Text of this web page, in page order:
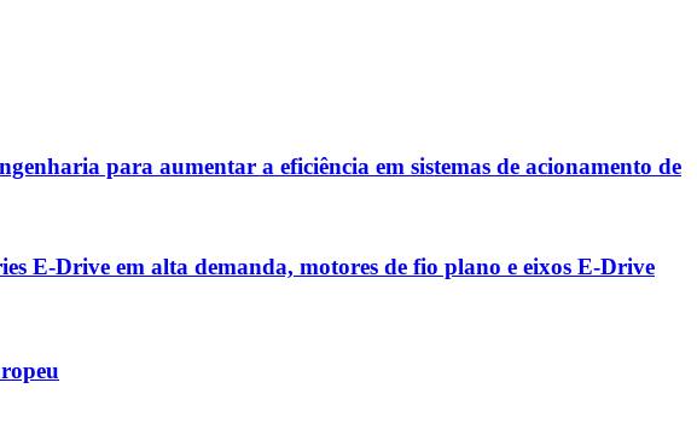
para aumentar a eficiência em sistemas de acionamento de
E-Drive em alta demanda, motores de fio plano e eixos E-Drive